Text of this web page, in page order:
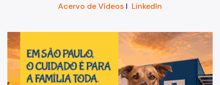
Acervo de Vídeos I LinkedIn